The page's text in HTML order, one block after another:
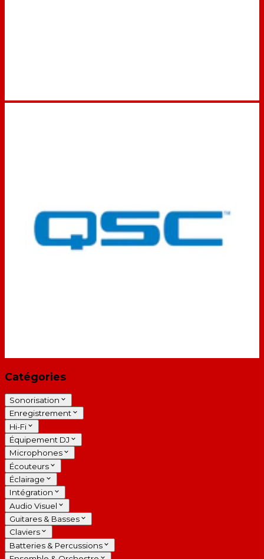
Catégories
Sonorisation
Enregistrement
Hi-Fi
Équipement DJ
Microphones
Écouteurs
Éclairage
Intégration
Audio Visuel
Guitares & Basses
Claviers
Batteries & Percussions